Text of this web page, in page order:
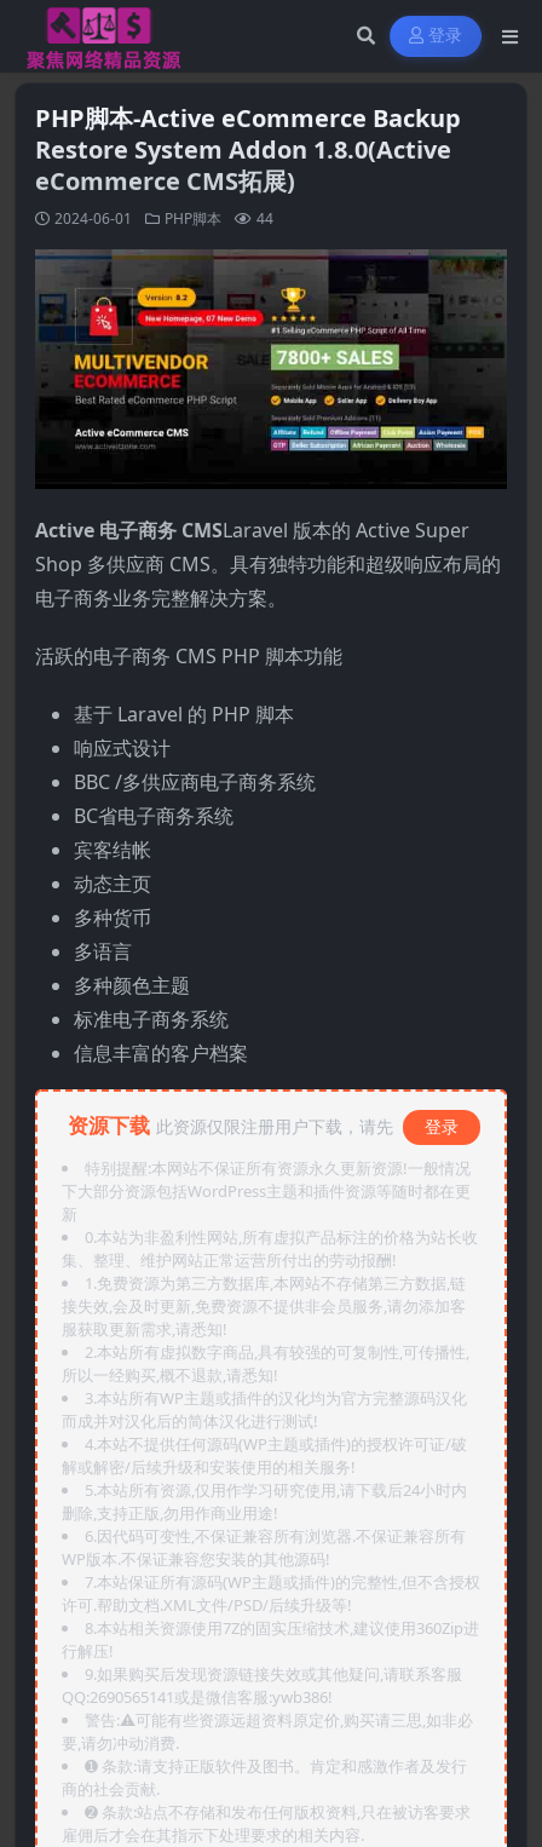
登录
PHP脚本-Active eCommerce Backup
Restore System Addon 1.8.0(Active
eCommerce CMS拓展)
2024-06-01 PHP脚本 44
Active 电子商务 CMSLaravel 版本的 Active Super
Shop 多供应商 CMS。具有独特功能和超级响应布局的
电子商务业务完整解决方案。
活跃的电子商务 CMS PHP 脚本功能
基于 Laravel 的 PHP 脚本
响应式设计
BBC /多供应商电子商务系统
BC省电子商务系统
宾客结帐
动态主页
多种货币
多语言
多种颜色主题
标准电子商务系统
信息丰富的客户档案
资源下载 此资源仅限注册用户下载，请先 登录
特别提醒:本网站不保证所有资源永久更新资源!一般情况
下大部分资源包括WordPress主题和插件资源等随时都在更
新
0.本站为非盈利性网站,所有虚拟产品标注的价格为站长收
集、整理、维护网站正常运营所付出的劳动报酬!
1.免费资源为第三方数据库,本网站不存储第三方数据,链
接失效,会及时更新,免费资源不提供非会员服务,请勿添加客
服获取更新需求,请悉知!
2.本站所有虚拟数字商品,具有较强的可复制性,可传播性,
所以一经购买,概不退款,请悉知!
3.本站所有WP主题或插件的汉化均为官方完整源码汉化
而成并对汉化后的简体汉化进行测试!
4.本站不提供任何源码(WP主题或插件)的授权许可证/破
解或解密/后续升级和安装使用的相关服务!
5.本站所有资源,仅用作学习研究使用,请下载后24小时内
删除,支持正版,勿用作商业用途!
6.因代码可变性,不保证兼容所有浏览器.不保证兼容所有
WP版本.不保证兼容您安装的其他源码!
7.本站保证所有源码(WP主题或插件)的完整性,但不含授权
许可.帮助文档.XML文件/PSD/后续升级等!
8.本站相关资源使用7Z的固实压缩技术,建议使用360Zip进
行解压!
9.如果购买后发现资源链接失效或其他疑问,请联系客服
QQ:2690565141或是微信客服:ywb386!
警告:⚠️可能有些资源远超资料原定价,购买请三思,如非必
要,请勿冲动消费.
➊️ 条款:请支持正版软件及图书。肯定和感激作者及发行
商的社会贡献.
➋️ 条款:站点不存储和发布任何版权资料,只在被访客要求
雇佣后才会在其指示下处理要求的相关内容.